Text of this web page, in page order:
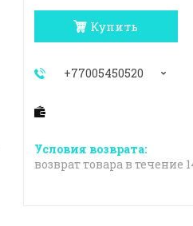
Купить
+77005450520
возврат товара в течение